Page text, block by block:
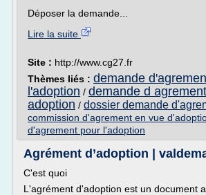
Déposer la demande...
Lire la suite
Site : http://www.cg27.fr
Thèmes liés : demande
l'adoption / demande d agrement
adoption / dossier demande
commission d'agrement en vue
d'agrement pour l'adoption
Agrément d’adoption |
C'est quoi
L'agrément d'adoption est un document